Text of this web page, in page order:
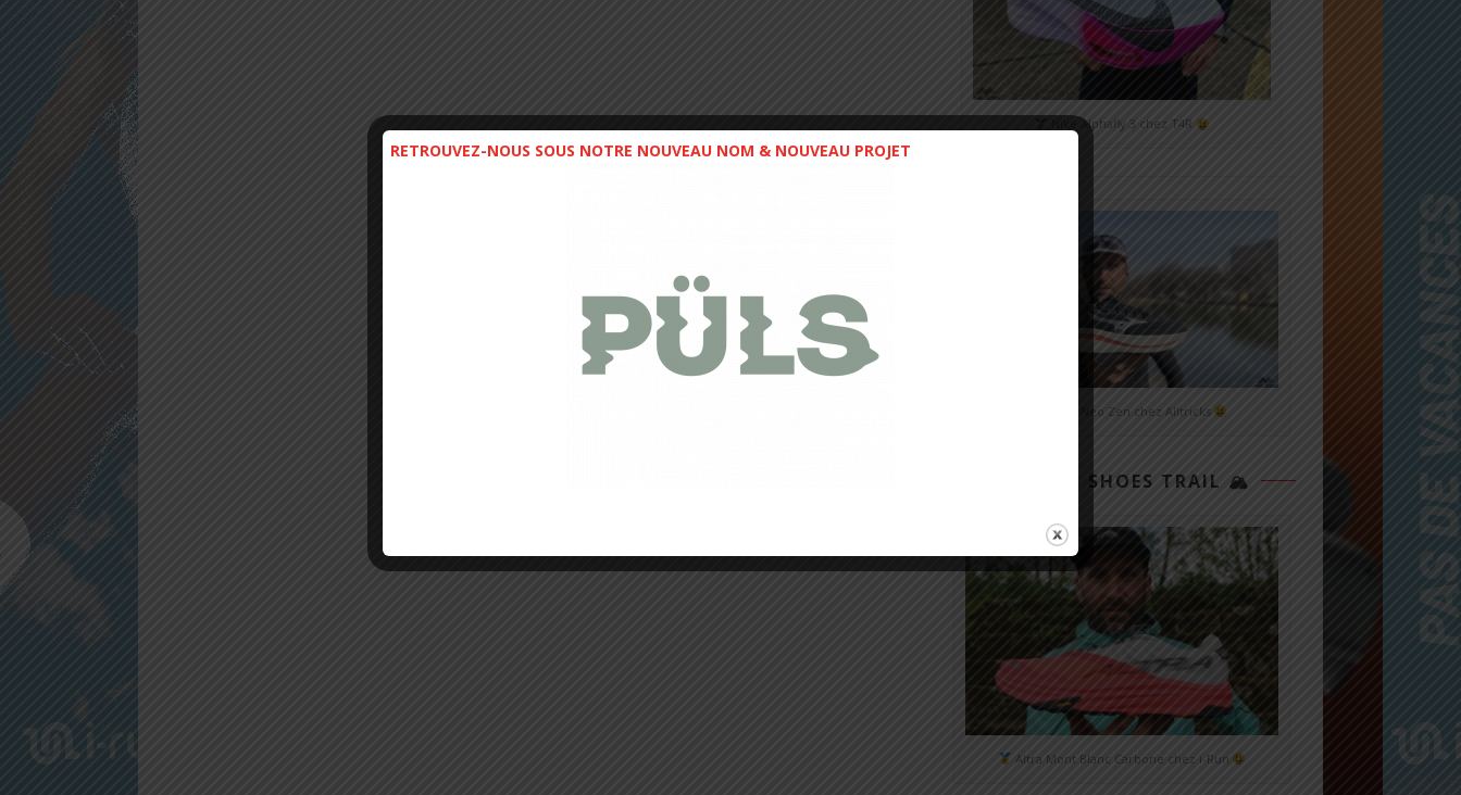
Nike Alphafly 3 chez T4R
Mizuno Neo Zen chez Alltricks
TOP 3 SHOES TRAIL 🏔
Altra Mont Blanc Carbone chez i-Run
RETROUVEZ-NOUS SOUS NOTRE NOUVEAU NOM & NOUVEAU PROJET